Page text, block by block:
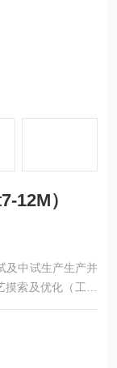
12M）
及中试生产生产并
索及优化（工艺